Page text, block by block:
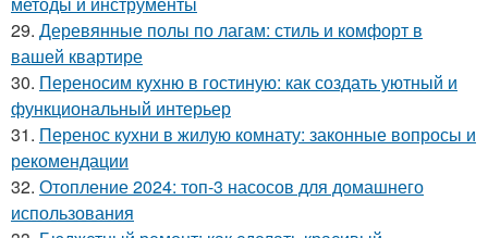
29. Деревянные полы по лагам: стиль и комфорт в
вашей квартире
30. Переносим кухню в гостиную: как создать уютный и
функциональный интерьер
31. Перенос кухни в жилую комнату: законные вопросы и
рекомендации
32. Отопление 2024: топ-3 насосов для домашнего
использования